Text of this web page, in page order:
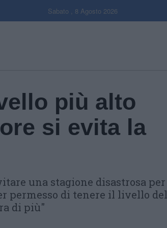
Sabato , 8 Agosto 2026
più alto
si evita la
una stagione disastrosa per
permesso di tenere il livello del
di più"